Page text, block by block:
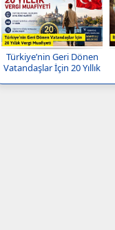
Türkiye’nin Geri Dönen
Vatandaşlar İçin 20 Yıllık